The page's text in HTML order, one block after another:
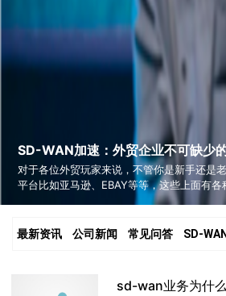
SD-WAN加速：外贸企业不可缺少
对于各位外贸玩家来说，不管你是新手还是
平台比如亚马逊、EBAY等等，这些上面有
最新资讯 公司新闻 常见问答 SD-
sd-wan业务为什